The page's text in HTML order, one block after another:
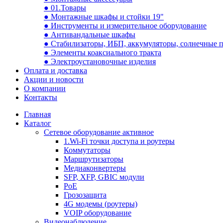
● 01.Товары
● Монтажные шкафы и стойки 19"
● Инструменты и измерительное оборудование
● Антивандальные шкафы
● Стабилизаторы, ИБП, аккумуляторы, солнечные
● Элементы коаксиального тракта
● Электроустановочные изделия
Оплата и доставка
Акции и новости
О компании
Контакты
Главная
Каталог
Сетевое оборудование активное
1.Wi-Fi точки доступа и роутеры
Коммутаторы
Маршрутизаторы
Медиаконвертеры
SFP, XFP, GBIC модули
PoE
Грозозащита
4G модемы (роутеры)
VOIP оборудование